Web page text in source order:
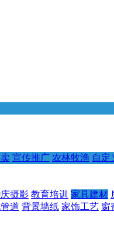
宣传推广 农林牧渔 自定
摄影 教育培训 家具建材
道 背景墙纸 家饰工艺 窗